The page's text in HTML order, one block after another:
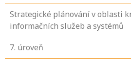
Strategické plánování v oblasti
informačních služeb a systémů
7. úroveň